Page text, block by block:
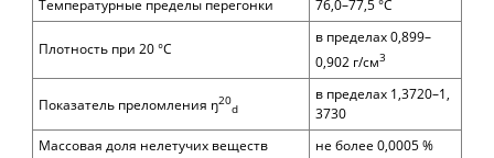
Температурные пределы перегонки
76,0–77,5 °С
Плотность при 20 °С
в пределах 0,899–
0,902 г/см3
Показатель преломления ŋ20
d
в пределах 1,3720–1,
3730
Массовая доля нелетучих веществ
не более 0,0005 %